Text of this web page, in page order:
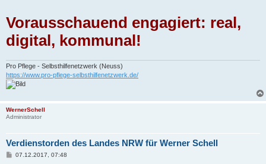
Vorausschauend engagiert: real,
digital, kommunal!
Pro Pflege - Selbsthilfenetzwerk (Neuss)
https://www.pro-pflege-selbsthilfenetzwerk.de/
WernerSchell
Administrator
Verdienstorden des Landes NRW für Werner Schell
B07.12.2017, 07:48